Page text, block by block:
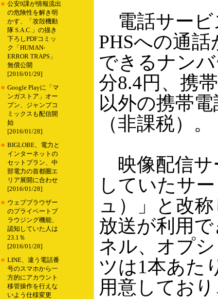
■ 公安9課が情報流出
の危険性を解き明
かす、「攻殻機動
隊 S.A.C.」の描き
下ろしPDFコミッ
ク「HUMAN-
ERROR TRAPS」
無償公開
[2016/01/29]
■ Google Playに「マ
ンガストア」オー
プン、ジャンプコ
ミックスも配信開
始
[2016/01/28]
■ BIGLOBE、電力と
インターネットの
セットプラン、中
部電力の首都圏エ
リア展開に合わせ
[2016/01/28]
■ ウェブブラウザー
のプライベートブ
ラウジング機能、
認知していた人は
23.1％
[2016/01/28]
■ LINE、違う電話番
号のスマホから一
方的にアカウント
移管操作を行えな
いよう仕様変更
電話サービ
PHSへの通
できるナン
分8.4円、携
以外の携帯
（非課税）。
映像配信サ
していたサ
ュ）」と改
放送が利用
ネル、オプ
ツは1本あた
用意してお